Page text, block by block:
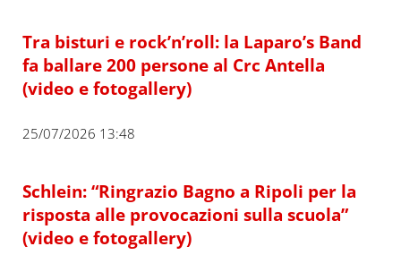
Tra bisturi e rock’n’roll: la Laparo’s Band
fa ballare 200 persone al Crc Antella
(video e fotogallery)
25/07/2026 13:48
Schlein: “Ringrazio Bagno a Ripoli per la
risposta alle provocazioni sulla scuola”
(video e fotogallery)